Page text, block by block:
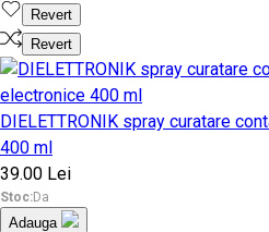
Revert
Revert
DIELETTRONIK spray curatare
400 ml
39.00 Lei
Stoc:Da
Adauga